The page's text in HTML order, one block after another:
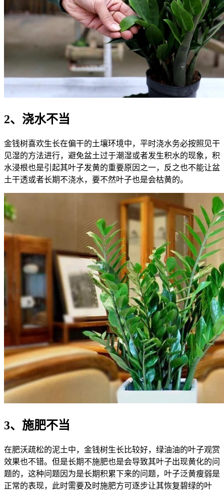
2、浇水不当
金钱树喜欢生长在偏干的土壤环境中，平时浇水务必按照见干
见湿的方法进行，避免盆土过于潮湿或者发生积水的现象，积
水浸根也是引起其叶子发黄的重要原因之一，反之也不能让盆
土干透或者长期不浇水，要不然叶子也是会枯黄的。
3、施肥不当
在肥沃疏松的泥土中，金钱树生长比较好，绿油油的叶子观赏
效果也不错。但是长期不施肥也是会导致其叶子出现黄化的问
题的，这种问题因为是长期积累下来的问题，叶子泛黄瘦弱是
正常的表现，此时需要及时施肥方可逐步让其恢复碧绿的叶